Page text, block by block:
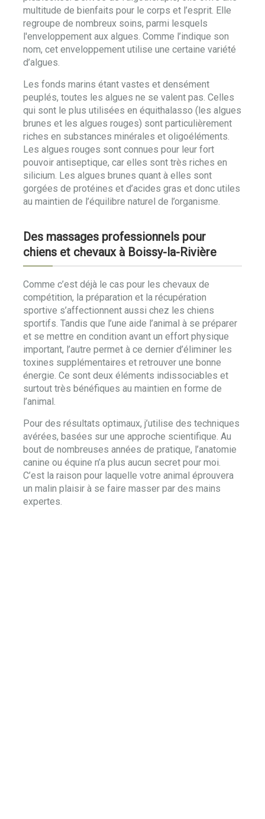
multitude de bienfaits pour le corps et l’esprit. Elle
regroupe de nombreux soins, parmi lesquels
l'enveloppement aux algues. Comme l’indique son
nom, cet enveloppement utilise une certaine variété
d’algues.
Les fonds marins étant vastes et densément
peuplés, toutes les algues ne se valent pas. Celles
qui sont le plus utilisées en équithalasso (les algues
brunes et les algues rouges) sont particulièrement
riches en substances minérales et oligoéléments.
Les algues rouges sont connues pour leur fort
pouvoir antiseptique, car elles sont très riches en
silicium. Les algues brunes quant à elles sont
gorgées de protéines et d’acides gras et donc utiles
au maintien de l’équilibre naturel de l’organisme.
Des massages professionnels pour
chiens et chevaux à Boissy-la-Rivière
Comme c’est déjà le cas pour les chevaux de
compétition, la préparation et la récupération
sportive s’affectionnent aussi chez les chiens
sportifs. Tandis que l’une aide l’animal à se préparer
et se mettre en condition avant un effort physique
important, l’autre permet à ce dernier d’éliminer les
toxines supplémentaires et retrouver une bonne
énergie. Ce sont deux éléments indissociables et
surtout très bénéfiques au maintien en forme de
l’animal.
Pour des résultats optimaux, j’utilise des techniques
avérées, basées sur une approche scientifique. Au
bout de nombreuses années de pratique, l’anatomie
canine ou équine n’a plus aucun secret pour moi.
C’est la raison pour laquelle votre animal éprouvera
un malin plaisir à se faire masser par des mains
expertes.